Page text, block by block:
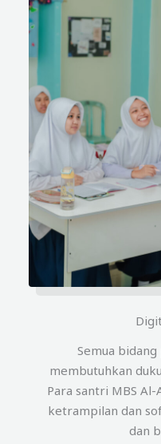
Semua
membutuhkan
Para santri MBS
ketrampilan dan
dan